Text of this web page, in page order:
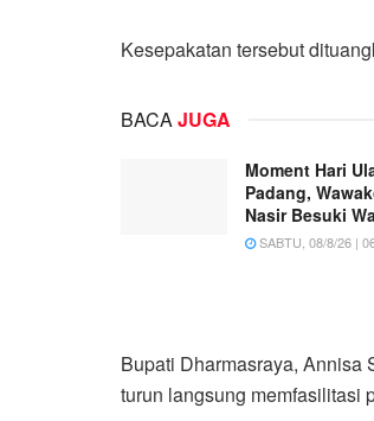
Kesepakatan tersebut
BACA JUGA
Moment Hari
Padang,
Nasir Besuki
SABTU, 08/8/26 |
Bupati Dharmasraya, Annisa
turun langsung memfasilitasi